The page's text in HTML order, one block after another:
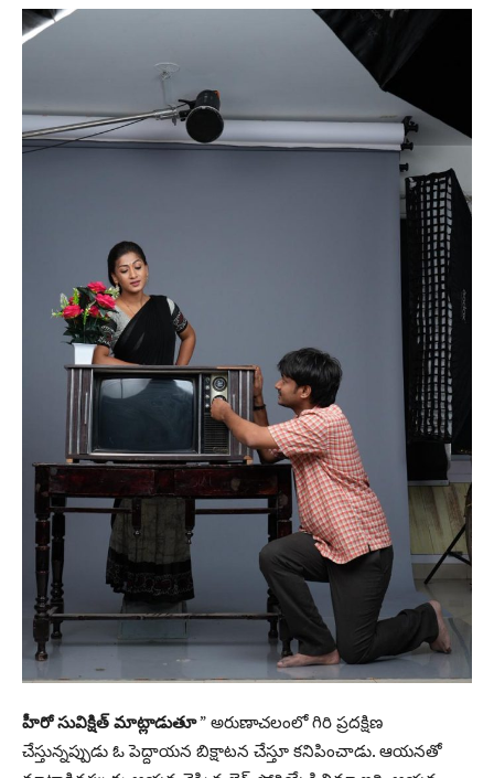
హీరో సువిక్షిత్‌ మాట్లాడుతూ” అరుణాచలంలో గిరి ప్రదక్షిణ
చేస్తున్నప్పుడు ఓ పెద్దాయన బిక్షాటన చేస్తూ కనిపించాడు. ఆయనతో